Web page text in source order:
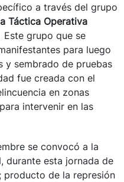
a través del grupo
Táctica Operativa
Este grupo que se
para luego
y sembrado de pruebas
fue creada con el
en zonas
intervenir en las
se convocó a la
durante esta jornada de
producto de la represión